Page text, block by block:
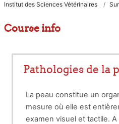
Institut des Sciences Vétérinaires
Course info
Pathologies de la
La peau constitue un
mesure où elle est
examen visuel et tactile. A